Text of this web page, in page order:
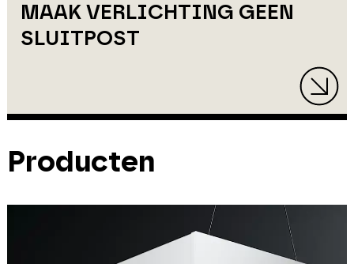
MAAK VERLICHTING GEEN
SLUITPOST
Producten